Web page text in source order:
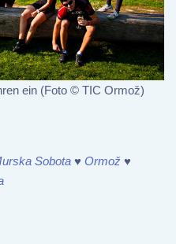
ein (Foto © TIC Ormož)
Sobota ♥ Ormož ♥